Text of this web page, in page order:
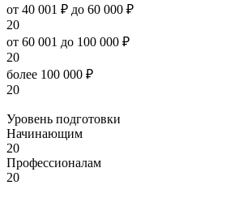
от 40 001 ₽ до 60 000 ₽
20
от 60 001 до 100 000 ₽
20
более 100 000 ₽
20
Уровень подготовки
Начинающим
20
Профессионалам
20